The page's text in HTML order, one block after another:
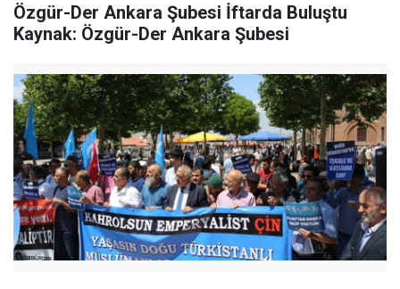
Özgür-Der Ankara Şubesi İftarda Buluştu
Kaynak: Özgür-Der Ankara Şubesi